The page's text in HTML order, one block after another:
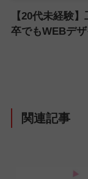
【20代未経験
卒でもWEBデ
関連記事